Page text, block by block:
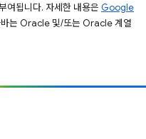
여됩니다. 자세한 내용은 Google
바는 Oracle 및/또는 Oracle 계열